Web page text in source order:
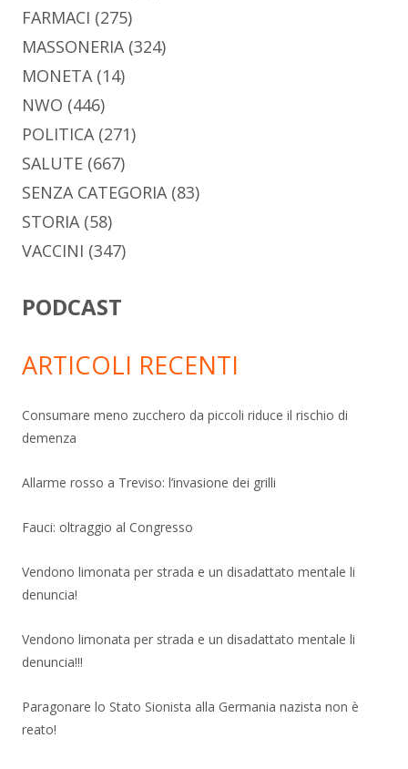
FARMACI (275)
MASSONERIA (324)
MONETA (14)
NWO (446)
POLITICA (271)
SALUTE (667)
SENZA CATEGORIA (83)
STORIA (58)
VACCINI (347)
PODCAST
ARTICOLI RECENTI
Consumare meno zucchero da piccoli riduce il rischio di
demenza
Allarme rosso a Treviso: l’invasione dei grilli
Fauci: oltraggio al Congresso
Vendono limonata per strada e un disadattato mentale li
denuncia!
Vendono limonata per strada e un disadattato mentale li
denuncia!!!
Paragonare lo Stato Sionista alla Germania nazista non è
reato!